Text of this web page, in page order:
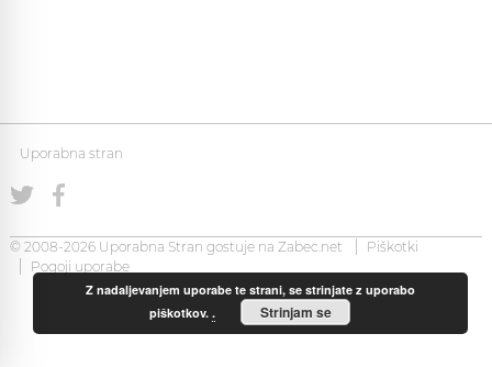
Uporabna stran
© 2008-2026 Uporabna Stran gostuje na Zabec.net
Piškotki
Pogoji uporabe
Z nadaljevanjem uporabe te strani, se strinjate z uporabo
piškotkov.. Strinjam se